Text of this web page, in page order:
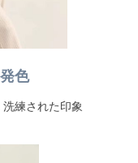
色
練された印象